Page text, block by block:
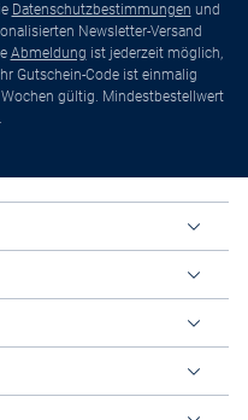
Datenschutzbestimmungen und
Newsletter-Versand
Abmeldung ist jederzeit möglich,
Gutschein-Code ist einmalig
gültig. Mindestbestellwert